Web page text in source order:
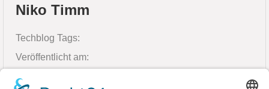
Niko Timm
Techblog Tags:
Veröffentlicht am:
16. Juni 2026